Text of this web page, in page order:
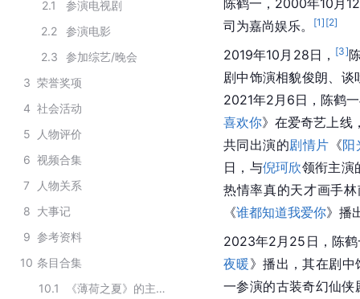
2.1
参演电视剧
2.2
参演电影
2.3
参加综艺/晚会
3 荣誉奖项
4 社会活动
5
人物评价
6 视频合集
7
人物关系
8 大事记
9 参考资料
10 条目合集
10.1
《薄荷之夏》的主要演员
司为嘉尚娱乐。
[1] [2]
2019年10月28日， [3]
剧中饰演相貌俊朗、
2021年2月6日，陈鹤
喜欢你》在爱奇艺上线
共同出演的剧情片 《阳
日，与倪珂欣领衔主演
热情率真的天才画手
《谁都知道我爱你》播
2023年2月25日，陈鹤
夜暖》播出，其在剧
一参演的古装奇幻仙侠